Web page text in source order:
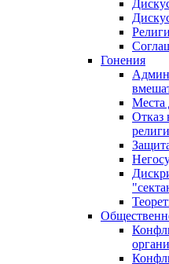
Гонения
Места
Отказ